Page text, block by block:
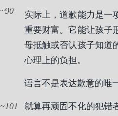
90
实际上，道歉能力是一
重要财富。它能让孩子
母抵触或否认孩子知道
心理上的负担。
语言不是表达歉意的唯
101
就算再顽固不化的犯错